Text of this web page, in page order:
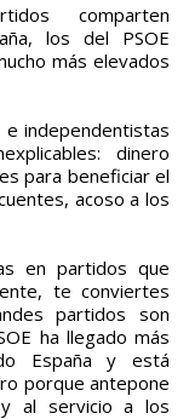
comparten
los del PSOE
más elevados
e independentistas
dinero
para beneficiar el
acoso a los
en partidos que
te conviertes
partidos son
ha llegado más
España y está
porque antepone
al servicio a los